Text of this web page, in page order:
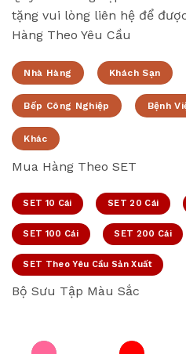
tặng vui lòng liên hệ để
Hàng Theo Yêu Cầu
Nhà Hàng Khách Sạn
Bếp Công Nghiệp Bệnh
Khác
Mua Hàng Theo SET
SET 10 Cái SET 20 Cái
SET 100 Cái SET 200 Cái
SET Theo Yêu Cầu Sản Xuất
Bộ Sưu Tập Màu Sắc